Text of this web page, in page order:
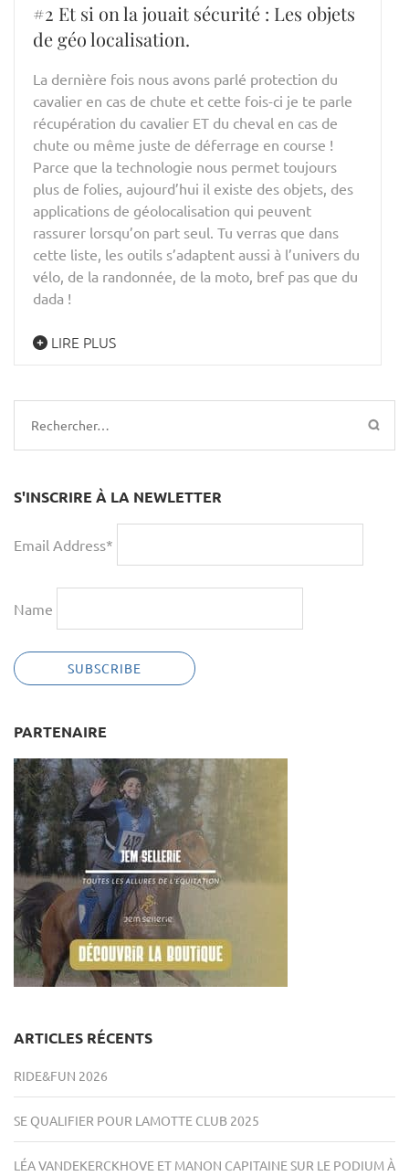
#2 Et si on la jouait sécurité : Les objets
de géo localisation.
La dernière fois nous avons parlé protection du
cavalier en cas de chute et cette fois-ci je te parle
récupération du cavalier ET du cheval en cas de
chute ou même juste de déferrage en course !
Parce que la technologie nous permet toujours
plus de folies, aujourd’hui il existe des objets, des
applications de géolocalisation qui peuvent
rassurer lorsqu’on part seul. Tu verras que dans
cette liste, les outils s’adaptent aussi à l’univers du
vélo, de la randonnée, de la moto, bref pas que du
dada !
LIRE PLUS
Rechercher :
S'INSCRIRE À LA NEWLETTER
Email Address*
Name
PARTENAIRE
ARTICLES RÉCENTS
RIDE&FUN 2026
SE QUALIFIER POUR LAMOTTE CLUB 2025
LÉA VANDEKERCKHOVE ET MANON CAPITAINE SUR LE PODIUM À